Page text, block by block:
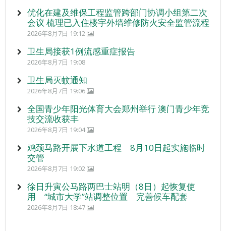
优化在建及维保工程监管跨部门协调小组第二次
会议 梳理已入住楼宇外墙维修防火安全监管流程
2026年8月7日 19:12
卫生局接获1例流感重症报告
2026年8月7日 19:08
卫生局灭蚊通知
2026年8月7日 19:06
全国青少年阳光体育大会郑州举行 澳门青少年竞
技交流收获丰
2026年8月7日 19:04
鸡颈马路开展下水道工程 8月10日起实施临时
交管
2026年8月7日 19:02
徐日升寅公马路两巴士站明（8日）起恢复使
用 “城市大学”站调整位置 完善候车配套
2026年8月7日 18:47